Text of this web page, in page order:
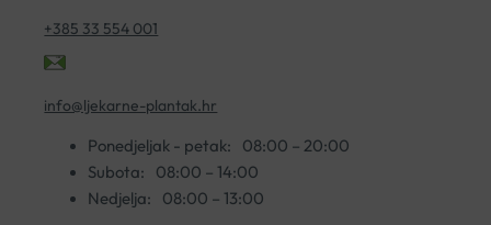
+385 33 554 001
info@ljekarne-plantak.hr
Ponedjeljak - petak:
08:00 – 20:00
Subota:
08:00 – 14:00
Nedjelja:
08:00 – 13:00